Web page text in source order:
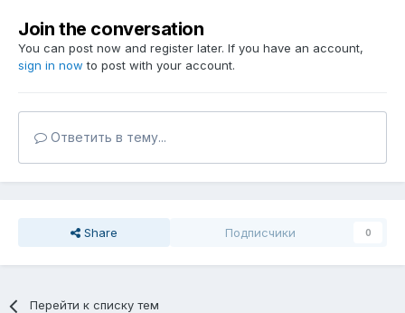
Join the conversation
You can post now and register later. If you have an account,
sign in now to post with your account.
Ответить в тему...
Share Подписчики 0
Перейти к списку тем